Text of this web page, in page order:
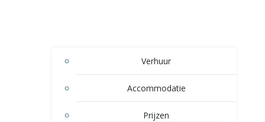
Verhuur
Accommodatie
Prijzen